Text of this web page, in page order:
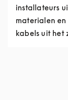
installateurs
materialen
kabels uit het